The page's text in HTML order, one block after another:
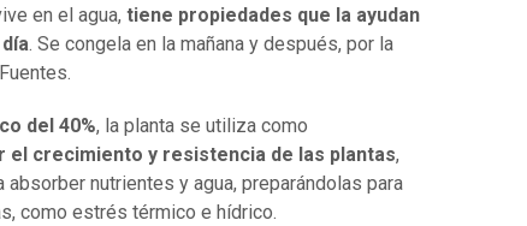
en el agua, tiene propiedades que la ayudan
. Se congela en la mañana y después, por la
del 40%, la planta se utiliza como
el crecimiento y resistencia de las plantas,
absorber nutrientes y agua, preparándolas para
como estrés térmico e hídrico.